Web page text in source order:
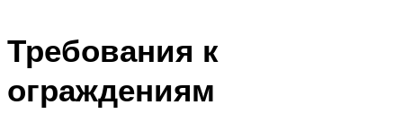
Требования к
ограждениям